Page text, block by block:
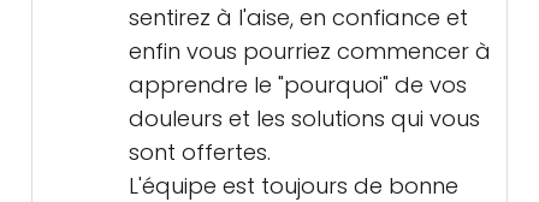
sentirez à l'aise, en confiance et
enfin vous pourriez commencer à
apprendre le "pourquoi" de vos
douleurs et les solutions qui vous
sont offertes.
L'équipe est toujours de bonne